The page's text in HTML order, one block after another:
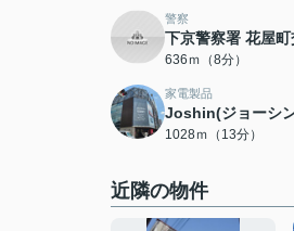
警察
下京警察署 花屋町
636ｍ（8分）
家電製品
Joshin(ジョーシ
1028ｍ（13分）
近隣の物件